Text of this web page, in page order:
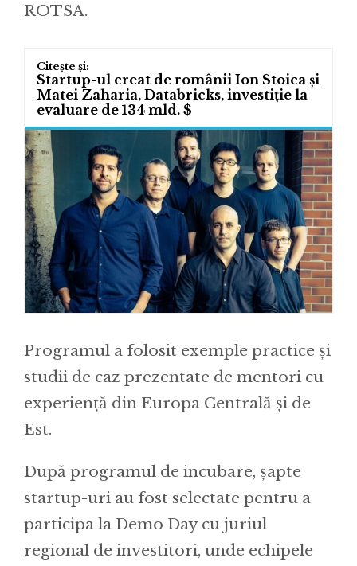
ROTSA.
Startup-ul creat de românii Ion Stoica și
Matei Zaharia, Databricks, investiție la
evaluare de 134 mld. $
Programul a folosit exemple practice și
studii de caz prezentate de mentori cu
experiență din Europa Centrală și de
Est.
După programul de incubare, șapte
startup-uri au fost selectate pentru a
participa la Demo Day cu juriul
regional de investitori, unde echipele